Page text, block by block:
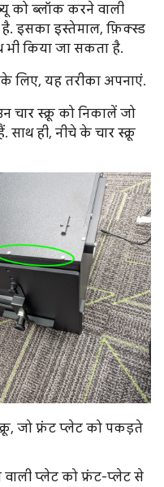
को ब्लॉक करने वाली
है. इसका इस्तेमाल, फ़िक्स्ड
किया जा सकता है.
लिए, यह तरीका अपनाएं.
चार स्क्रू को निकालें जो
ही, नीचे के चार स्क्रू
जो फ़्रंट प्लेट को पकड़ते
प्लेट को फ्रंट-प्लेट से